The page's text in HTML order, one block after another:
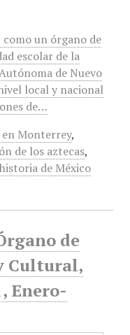
un órgano de
escolar de la
de Nuevo
local y nacional
de…
en Monterrey,
de los aztecas,
de México
de
Cultural,
Enero-